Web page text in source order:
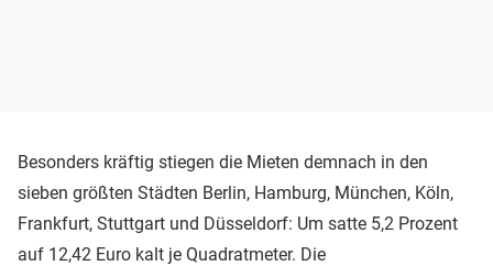
Besonders kräftig stiegen die Mieten demnach in den
sieben größten Städten Berlin, Hamburg, München, Köln,
Frankfurt, Stuttgart und Düsseldorf: Um satte 5,2 Prozent
auf 12,42 Euro kalt je Quadratmeter. Die